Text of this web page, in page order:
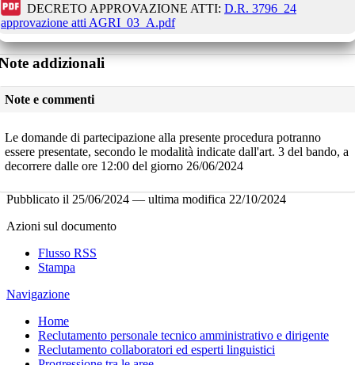
DECRETO APPROVAZIONE ATTI: D.R. 3796_24
approvazione atti AGRI_03_A.pdf
addizionali
Note e commenti
Le domande di partecipazione alla presente procedura potranno
essere presentate, secondo le modalità indicate dall'art. 3 del bando, a
decorrere dalle ore 12:00 del giorno 26/06/2024
Pubblicato il 25/06/2024 — ultima modifica 22/10/2024
Azioni sul documento
Flusso RSS
Stampa
Navigazione
Home
Reclutamento personale tecnico amministrativo e dirigente
Reclutamento collaboratori ed esperti linguistici